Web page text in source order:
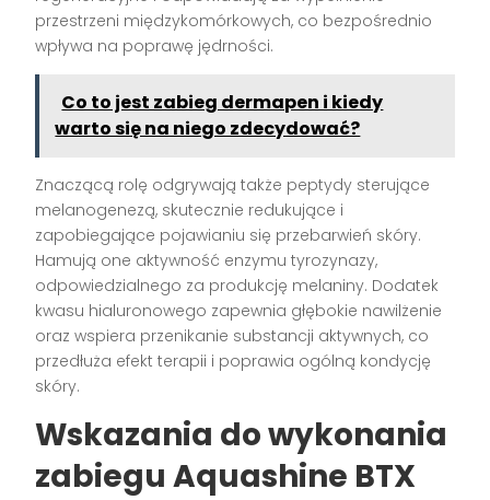
przestrzeni międzykomórkowych, co bezpośrednio
wpływa na poprawę jędrności.
Co to jest zabieg dermapen i kiedy
warto się na niego zdecydować?
Znaczącą rolę odgrywają także peptydy sterujące
melanogenezą, skutecznie redukujące i
zapobiegające pojawianiu się przebarwień skóry.
Hamują one aktywność enzymu tyrozynazy,
odpowiedzialnego za produkcję melaniny. Dodatek
kwasu hialuronowego zapewnia głębokie nawilżenie
oraz wspiera przenikanie substancji aktywnych, co
przedłuża efekt terapii i poprawia ogólną kondycję
skóry.
Wskazania do wykonania
zabiegu Aquashine BTX